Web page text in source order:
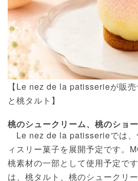
【Le nez de la patisserieが販
と桃タルト】
桃のシュークリーム、桃のショ
Le nez de la patisserieでは、
ィスリー菓子を展開予定です。
桃素材の一部として使用予定で
は、桃タルト、桃のシュークリー